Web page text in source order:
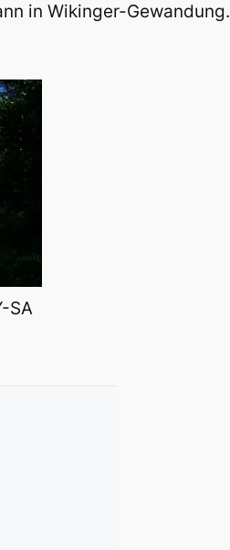
in Wikinger-Gewandung.
SA